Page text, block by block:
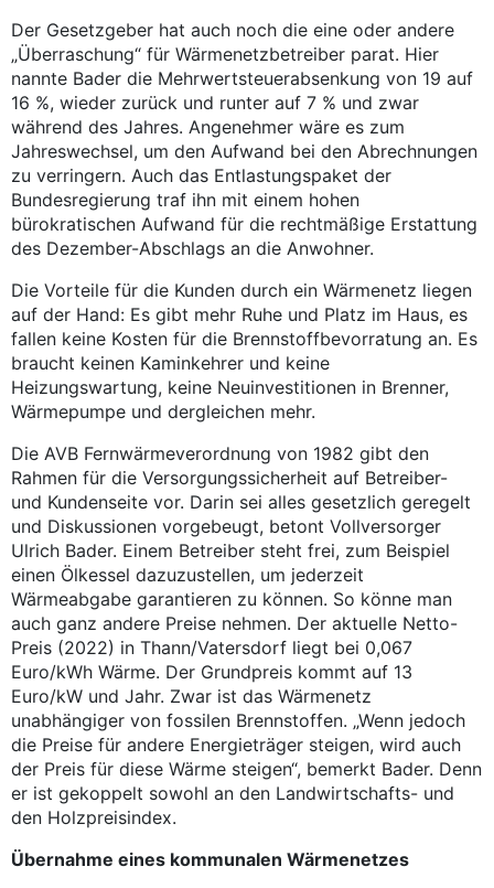
Der Gesetzgeber hat auch noch die eine oder andere
„Überraschung“ für Wärmenetzbetreiber parat. Hier
nannte Bader die Mehrwertsteuerabsenkung von 19 auf
16 %, wieder zurück und runter auf 7 % und zwar
während des Jahres. Angenehmer wäre es zum
Jahreswechsel, um den Aufwand bei den Abrechnungen
zu verringern. Auch das Entlastungspaket der
Bundesregierung traf ihn mit einem hohen
bürokratischen Aufwand für die rechtmäßige Erstattung
des Dezember-Abschlags an die Anwohner.
Die Vorteile für die Kunden durch ein Wärmenetz liegen
auf der Hand: Es gibt mehr Ruhe und Platz im Haus, es
fallen keine Kosten für die Brennstoffbevorratung an. Es
braucht keinen Kaminkehrer und keine
Heizungswartung, keine Neuinvestitionen in Brenner,
Wärmepumpe und dergleichen mehr.
Die AVB Fernwärmeverordnung von 1982 gibt den
Rahmen für die Versorgungssicherheit auf Betreiber-
und Kundenseite vor. Darin sei alles gesetzlich geregelt
und Diskussionen vorgebeugt, betont Vollversorger
Ulrich Bader. Einem Betreiber steht frei, zum Beispiel
einen Ölkessel dazuzustellen, um jederzeit
Wärmeabgabe garantieren zu können. So könne man
auch ganz andere Preise nehmen. Der aktuelle Netto-
Preis (2022) in Thann/Vatersdorf liegt bei 0,067
Euro/kWh Wärme. Der Grundpreis kommt auf 13
Euro/kW und Jahr. Zwar ist das Wärmenetz
unabhängiger von fossilen Brennstoffen. „Wenn jedoch
die Preise für andere Energieträger steigen, wird auch
der Preis für diese Wärme steigen“, bemerkt Bader. Denn
er ist gekoppelt sowohl an den Landwirtschafts- und
den Holzpreisindex.
Übernahme eines kommunalen Wärmenetzes